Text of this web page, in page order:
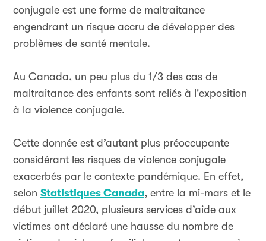
conjugale est une forme de maltraitance
engendrant un risque accru de développer des
problèmes de santé mentale.
Au Canada, un peu plus du 1/3 des cas de
maltraitance des enfants sont reliés à l'exposition
à la violence conjugale.
Cette donnée est d’autant plus préoccupante
considérant les risques de violence conjugale
exacerbés par le contexte pandémique. En effet,
selon Statistiques Canada, entre la mi-mars et le
début juillet 2020, plusieurs services d’aide aux
victimes ont déclaré une hausse du nombre de